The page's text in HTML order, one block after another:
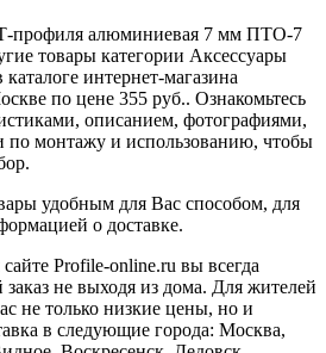
профиля алюминиевая 7 мм ПТО-7
товары категории Аксессуары
интернет-магазина
по цене 355 руб.. Ознакомьтесь
описанием, фотографиями,
по монтажу и использованию, чтобы
удобным для Вас способом, для
о доставке.
Profile-online.ru вы всегда
не выходя из дома. Для жителей
не только низкие цены, но и
в следующие города: Москва,